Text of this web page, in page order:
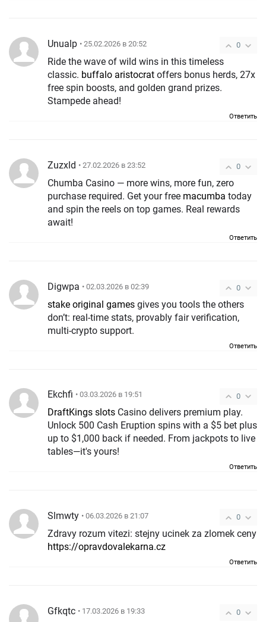
0
Unualp • 25.02.2026 в 20:52
Ride the wave of wild wins in this timeless
classic. buffalo aristocrat offers bonus herds, 27x
free spin boosts, and golden grand prizes.
Stampede ahead!
Ответить
0
Zuzxld • 27.02.2026 в 23:52
Chumba Casino — more wins, more fun, zero
purchase required. Get your free macumba today
and spin the reels on top games. Real rewards
await!
Ответить
0
Digwpa • 02.03.2026 в 02:39
stake original games
don’t: real-time stats, provably fair verification,
multi-crypto support.
Ответить
0
Ekchfi • 03.03.2026 в 19:51
DraftKings slots Casino delivers premium play.
Unlock 500 Cash Eruption spins with a $5 bet plus
up to $1,000 back if needed. From jackpots to live
tables—it's yours!
Ответить
0
Slmwty • 06.03.2026 в 21:07
Zdravy rozum vitezi: stejny ucinek za zlomek ceny
https://opravdovalekarna.cz
Ответить
0
Gfkqtc • 17.03.2026 в 19:33